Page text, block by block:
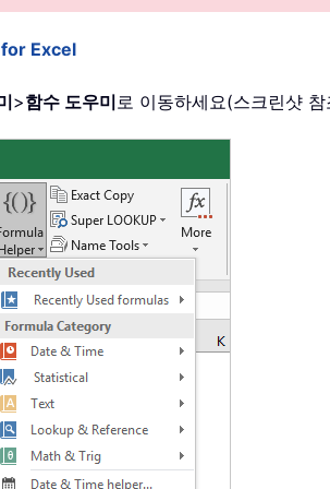
Excel
>함수 도우미로 이동하세요(스크린샷